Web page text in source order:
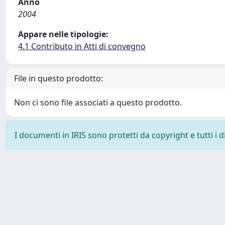
2004
Appare nelle tipologie:
4.1 Contributo in Atti di convegno
File in questo prodotto:
Non ci sono file associati a questo prodotto.
I documenti in IRIS sono protetti da copyright e tutti i